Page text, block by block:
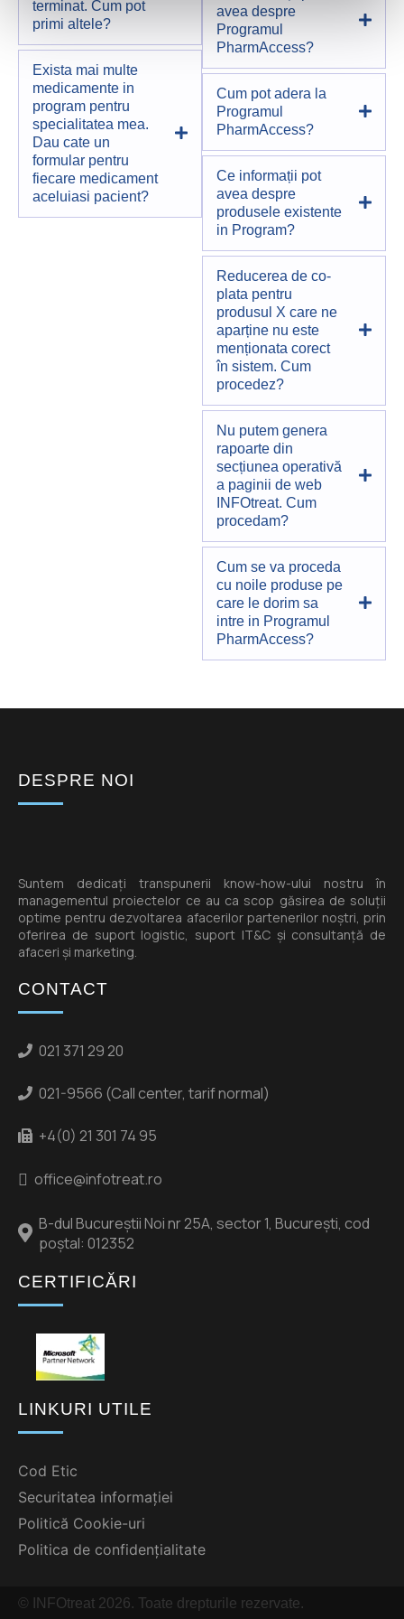
terminat. Cum pot
primi altele?
Exista mai multe
medicamente in
program pentru
specialitatea mea.
Dau cate un
formular pentru
fiecare medicament
aceluiasi pacient?
avea despre
Programul
PharmAccess?
Cum pot adera la
Programul
PharmAccess?
Ce informații pot
avea despre
produsele existente
in Program?
Reducerea de co-
plata pentru
produsul X care ne
aparține nu este
menționata corect
în sistem. Cum
procedez?
Nu putem genera
rapoarte din
secțiunea operativă
a paginii de web
INFOtreat. Cum
procedam?
Cum se va proceda
cu noile produse pe
care le dorim sa
intre in Programul
PharmAccess?
DESPRE NOI
Suntem dedicați transpunerii know-how-ului nostru în
managementul proiectelor ce au ca scop găsirea de soluții
optime pentru dezvoltarea afacerilor partenerilor noștri, prin
oferirea de suport logistic, suport IT&C și consultanță de
afaceri și marketing.
CONTACT
021 371 29 20
021-9566 (Call center, tarif normal)
+4(0) 21 301 74 95
office@infotreat.ro
B-dul Bucureștii Noi nr 25A, sector 1, București, cod
poștal: 012352
CERTIFICĂRI
LINKURI UTILE
Cod Etic
Securitatea informației
Politică Cookie-uri
Politica de confidențialitate
© INFOtreat 2026. Toate drepturile rezervate.